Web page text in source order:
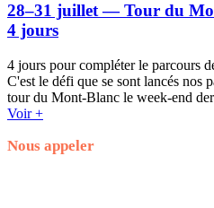
28–31 juillet — Tour du
4 jours
4 jours pour compléter le parcours
C'est le défi que se sont lancés nos
tour du Mont-Blanc le week-end
Voir +
Nous appeler